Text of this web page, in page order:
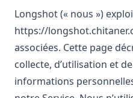
Longshot (« nous »)
https://
associées. Cette page
collecte, d’utilisation et
informations